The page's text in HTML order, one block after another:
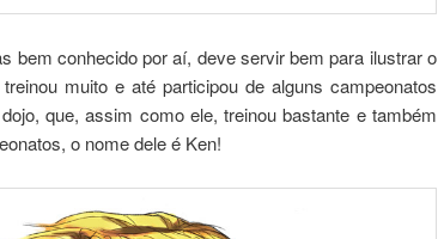
bem conhecido por aí, deve servir bem para ilustrar o
muito e até participou de alguns campeonatos
que, assim como ele, treinou bastante e também
o nome dele é Ken!